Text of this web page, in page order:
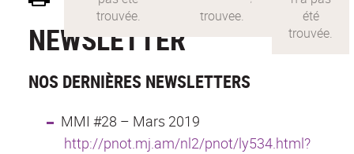
NEWSLETTER
NOS DERNIÈRES NEWSLETTERS
MMI #28 – Mars 2019
http://pnot.mj.am/nl2/pnot/ly534.html?